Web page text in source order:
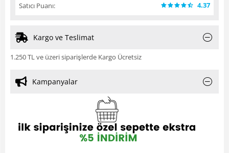
Satıcı Puanı: 4.37
Kargo ve Teslimat
1.250 TL ve üzeri siparişlerde Kargo Ücretsiz
Kampanyalar